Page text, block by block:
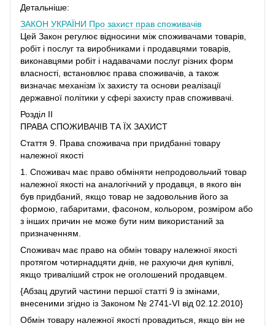
Детальніше:
ЗАКОН УКРАЇНИ Про захист прав споживачів
Цей Закон регулює відносини між споживачами товарів,
робіт і послуг та виробниками і продавцями товарів,
виконавцями робіт і надавачами послуг різних форм
власності, встановлює права споживачів, а також
визначає механізм їх захисту та основи реалізації
державної політики у сфері захисту прав споживвачі.
Розділ II
ПРАВА СПОЖИВАЧІВ ТА ЇХ ЗАХИСТ
Стаття 9. Права споживача при придбанні товару
належної якості
1. Споживач має право обміняти непродовольчий товар
належної якості на аналогічний у продавця, в якого він
був придбаний, якщо товар не задовольнив його за
формою, габаритами, фасоном, кольором, розміром або
з інших причин не може бути ним використаний за
призначенням.
Споживач має право на обмін товару належної якості
протягом чотирнадцяти днів, не рахуючи дня купівлі,
якщо триваліший строк не оголошений продавцем.
{Абзац другий частини першої статті 9 із змінами,
внесеними згідно із Законом № 2741-VI від 02.12.2010}
Обмін товару належної якості провадиться, якщо він не